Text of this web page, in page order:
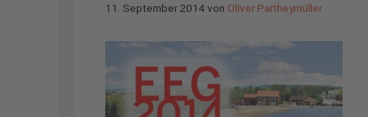
11. September 2014von Oliver Partheymüller